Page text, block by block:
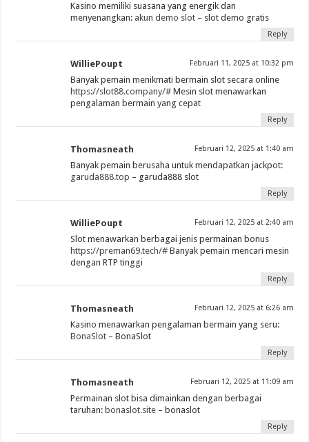
Kasino memiliki suasana yang energik dan
menyenangkan: akun demo slot – slot demo gratis
Reply
WilliePoupt Februari 11, 2025 at 10:32 pm
Banyak pemain menikmati bermain slot secara online
https://slot88.company/# Mesin slot menawarkan
pengalaman bermain yang cepat
Reply
Thomasneath Februari 12, 2025 at 1:40 am
Banyak pemain berusaha untuk mendapatkan jackpot:
garuda888.top – garuda888 slot
Reply
WilliePoupt Februari 12, 2025 at 2:40 am
Slot menawarkan berbagai jenis permainan bonus
https://preman69.tech/# Banyak pemain mencari mesin
dengan RTP tinggi
Reply
Thomasneath Februari 12, 2025 at 6:26 am
Kasino menawarkan pengalaman bermain yang seru:
BonaSlot – BonaSlot
Reply
Thomasneath Februari 12, 2025 at 11:09 am
Permainan slot bisa dimainkan dengan berbagai
taruhan: bonaslot.site – bonaslot
Reply